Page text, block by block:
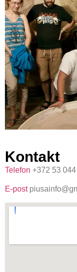
Kontakt
Telefon +372 53
E-post